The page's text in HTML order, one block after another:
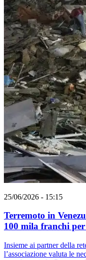
25/06/2026 - 15:15
Terremoto in
100 mila franchi
Insieme ai partner della
l’associazione valuta le